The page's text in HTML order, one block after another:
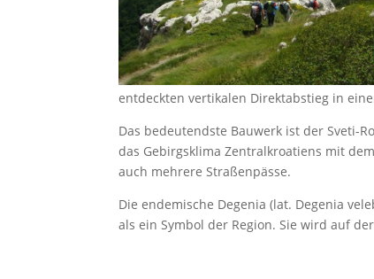
entdeckten vertikalen Direktabstieg in
Das bedeutendste Bauwerk ist der Sveti-
das Gebirgsklima Zentralkroatiens mit
auch mehrere Straßenpässe.
Die endemische Degenia (lat. Degenia
als ein Symbol der Region. Sie wird auf